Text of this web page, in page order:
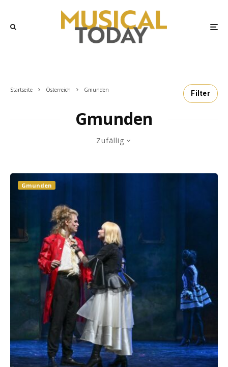
Startseite Österreich Gmunden Filter
Gmunden
Zufällig
Gmunden